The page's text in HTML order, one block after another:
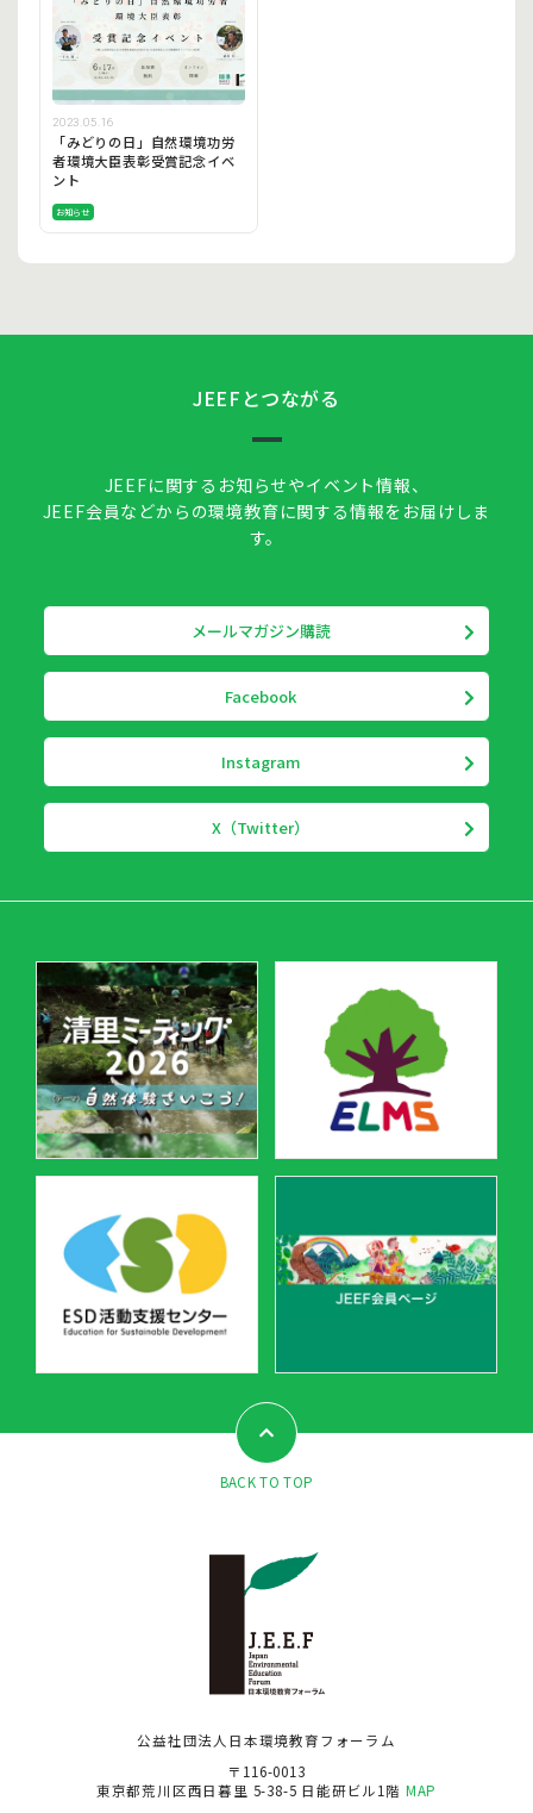
2023.05.16
「みどりの日」自然環境功労
者環境大臣表彰受賞記念イベ
ント
お知らせ
JEEFとつながる
JEEFに関するお知らせやイベント情報、
JEEF会員などからの環境教育に関する情報をお届けしま
す。
メールマガジン購読
Facebook
Instagram
X（Twitter）
BACK TO TOP
公益社団法人日本環境教育フォーラム
〒116-0013
東京都荒川区西日暮里 5-38-5 日能研ビル1階 MAP